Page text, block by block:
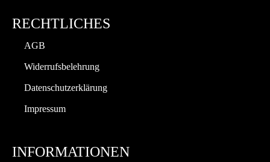
RECHTLICHES
AGB
Widerrufsbelehrung
Datenschutzerklärung
Impressum
INFORMATIONEN